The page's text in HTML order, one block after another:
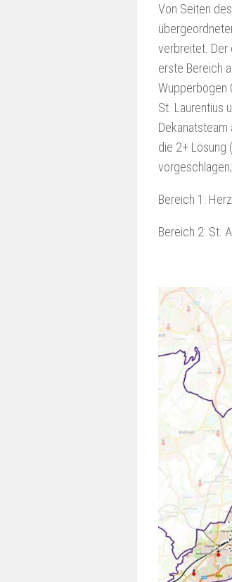
Von Seiten
verbreitet. Der
erste Bereich
Wupperbogen
St. Laurentius
die 2+ Lösung
Bereich 1:
Bereich 2: St.